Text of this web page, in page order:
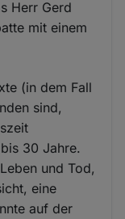
Herr Gerd
mit einem
(in dem Fall
sind,
30 Jahre.
und Tod,
eine
auf der